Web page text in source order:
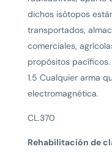
dichos isótopos
transportados,
comerciales,
propósitos pacíficos.
1.5 Cualquier arma
electromagnética.
CL.370
Rehabilitación de